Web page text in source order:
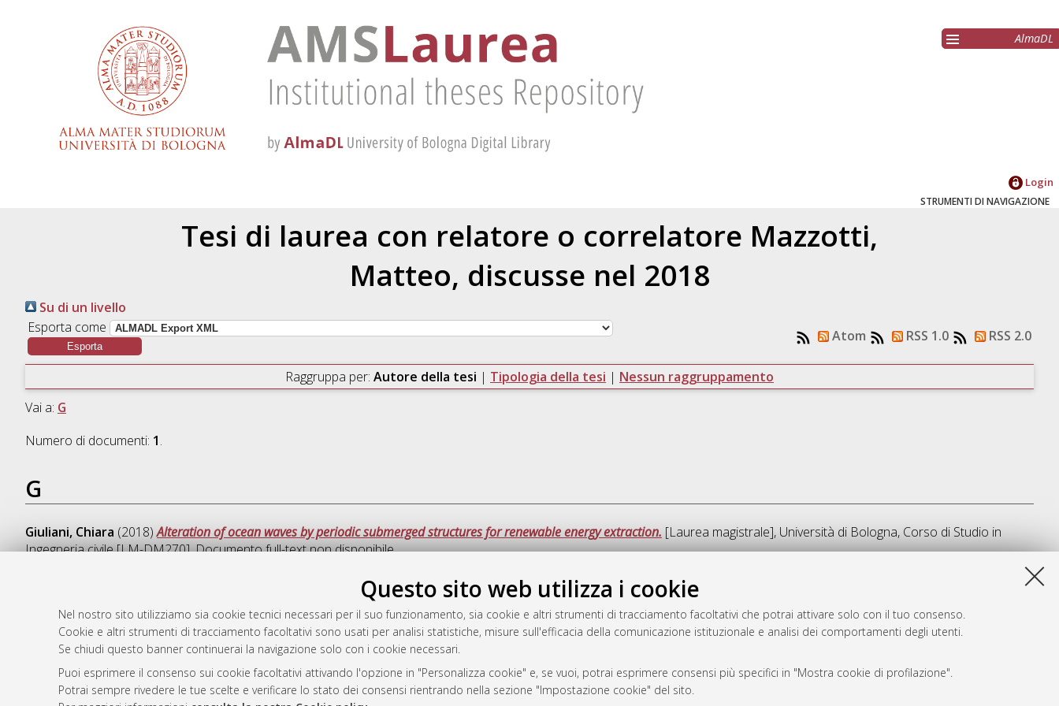
Questo sito web utilizza i cookie
Nel nostro sito utilizziamo sia cookie tecnici necessari per il suo funzionamento, sia cookie e altri strumenti di tracciamento facoltativi che potrai attivare solo con il tuo consenso.
Cookie e altri strumenti di tracciamento facoltativi sono usati per analisi statistiche, misure sull'efficacia della comunicazione istituzionale e analisi dei comportamenti degli utenti.
Se chiudi questo banner continuerai la navigazione solo con i cookie necessari.
Puoi esprimere il consenso sui cookie facoltativi attivando l'opzione in "Personalizza cookie" e, se vuoi, potrai esprimere consensi più specifici in "Mostra cookie di profilazione".
Potrai sempre rivedere le tue scelte e verificare lo stato dei consensi rientrando nella sezione "Impostazione cookie" del sito.
AlmaDL
Login
STRUMENTI DI NAVIGAZIONE
Tesi di laurea con relatore o correlatore Mazzotti,
Matteo, discusse nel 2018
Su di un livello
Esporta come
Atom RSS 1.0 RSS 2.0
Raggruppa per: Autore della tesi | Tipologia della tesi | Nessun raggruppamento
Vai a: G
Numero di documenti: 1.
G
Giuliani, Chiara (2018)Alteration of ocean waves by periodic submerged structures for renewable energy extraction. [Laurea magistrale], Università di Bologna, Corso di Studio in
Ingegneria civile [LM-DM270], Documento full-text non disponibile
Questa lista e' stata generata il Thu Aug 6 03:22:18 2026 CEST
Atom
Rss 2.0
AMS Laurea
Servizio implementato e gestito da
Impostazioni Cookie
Informativa sulla privacy